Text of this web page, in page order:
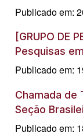
Publicado em:
[GRUPO DE
Pesquisas
Publicado em:
Chamada de
Seção
Publicado em: